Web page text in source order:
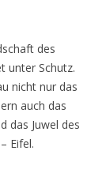
des
unter Schutz.
nicht nur das
auch das
das Juwel des
Eifel.